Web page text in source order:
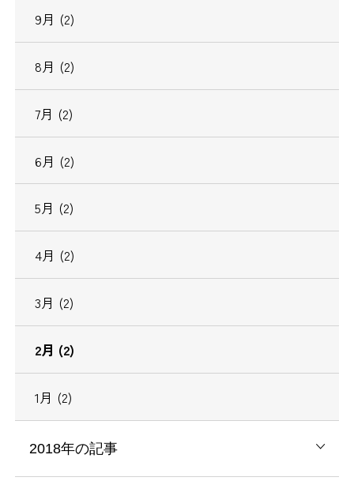
9月 (2)
8月 (2)
7月 (2)
6月 (2)
5月 (2)
4月 (2)
3月 (2)
2月 (2)
1月 (2)
2018年の記事